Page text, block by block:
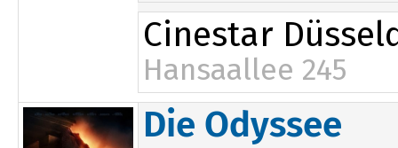
Cinestar
Hansaallee 245
20:00
Die Odyssee